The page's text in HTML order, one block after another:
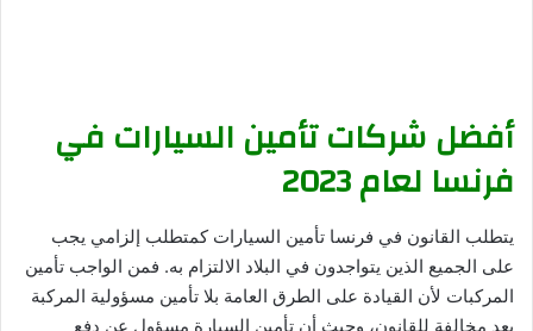
أفضل شركات تأمين السيارات في
فرنسا لعام 2023
يتطلب القانون في فرنسا تأمين السيارات كمتطلب إلزامي يجب
على الجميع الذين يتواجدون في البلاد الالتزام به. فمن الواجب تأمين
المركبات لأن القيادة على الطرق العامة بلا تأمين مسؤولية المركبة
يعد مخالفة للقانون، وحيث أن تأمين السيارة مسؤول عن دفع